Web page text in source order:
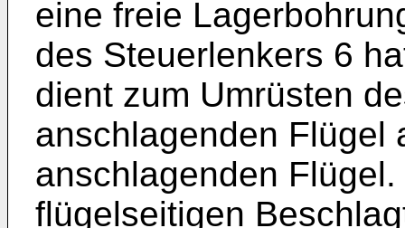
eine freie
des Steuerlenkers 6
dient zum Umrüsten
anschlagenden Flügel
anschlagenden
flügelseitigen